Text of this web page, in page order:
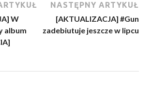
W
album
NASTĘPNY ARTYKUŁ
[AKTUALIZACJA] #Gun
zadebiutuje jeszcze w lipcu